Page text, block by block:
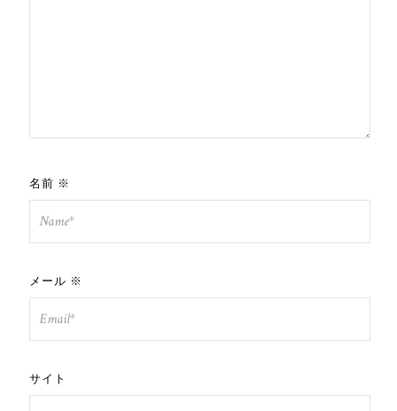
名前 ※
メール ※
サイト